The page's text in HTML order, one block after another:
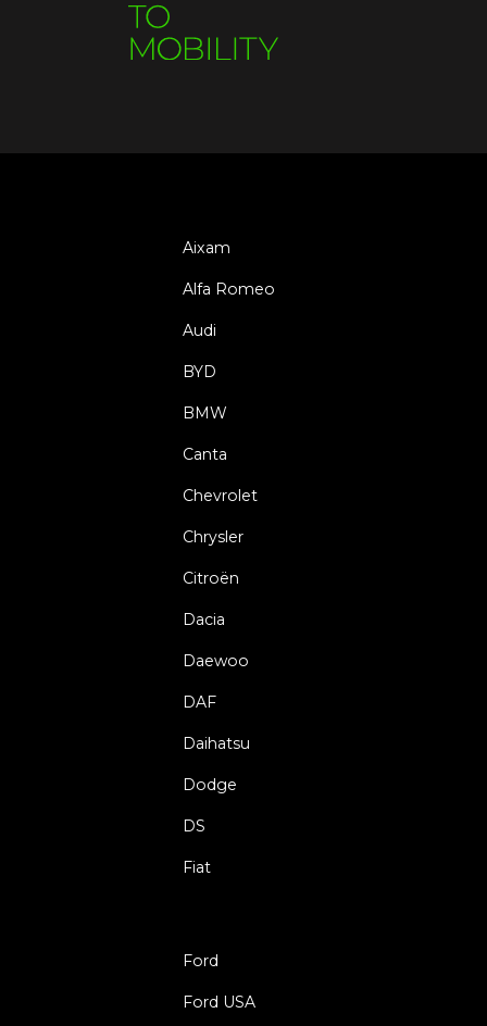
Aixam
Alfa Romeo
Audi
BYD
BMW
Canta
Chevrolet
Chrysler
Citroën
Dacia
Daewoo
DAF
Daihatsu
Dodge
DS
Fiat
Ford
Ford USA